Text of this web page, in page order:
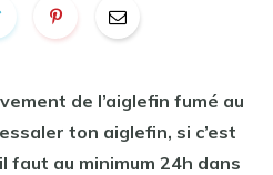
de l’aiglefin fumé au
ton aiglefin, si c’est
faut au minimum 24h dans